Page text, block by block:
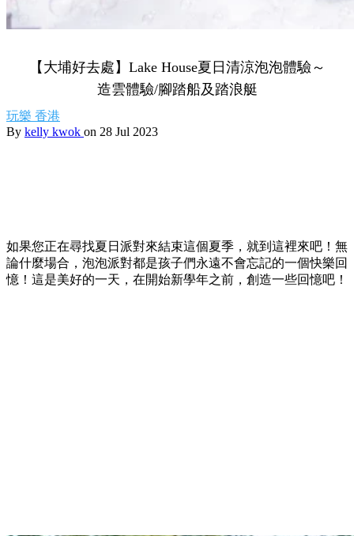
【大埔好去處】Lake House夏日清涼泡泡體驗～
造雲體驗/腳踏船及踏浪艇
玩樂 香港
By kelly kwok on 28 Jul 2023
如果您正在尋找夏日派對來結束這個夏季，就到這裡來吧！無
論什麼場合，泡泡派對都是孩子們永遠不會忘記的一個快樂回
憶！這是美好的一天，在開始新學年之前，創造一些回憶吧！